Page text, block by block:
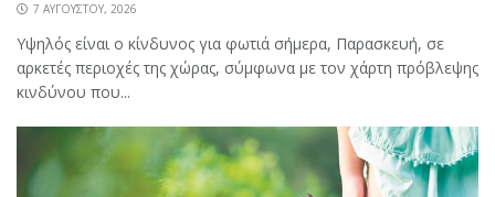
7 ΑΥΓΟΎΣΤΟΥ, 2026
Υψηλός είναι ο κίνδυνος για φωτιά σήμερα, Παρασκευή, σε
αρκετές περιοχές της χώρας, σύμφωνα με τον χάρτη πρόβλεψης
κινδύνου που...